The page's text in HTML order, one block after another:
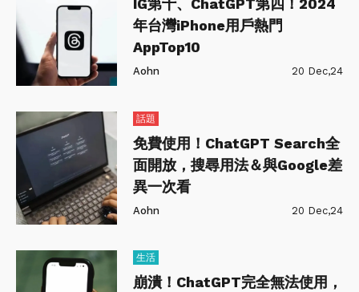
IG第十、ChatGPT第四！2024
年台灣iPhone用戶熱門
AppTop10
Aohn 20 Dec,24
話題
免費使用！ChatGPT Search全
面開放，搜尋用法＆與Google差
異一次看
Aohn 20 Dec,24
生活
崩潰！ChatGPT完全無法使用，